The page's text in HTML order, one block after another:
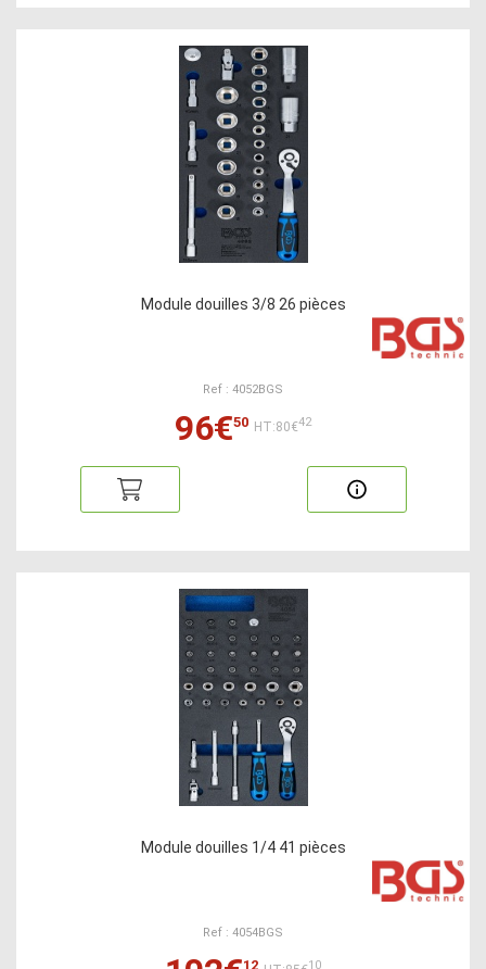
Module douilles 3/8 26 pièces
Ref : 4052BGS
96€50 HT:80€42
Module douilles 1/4 41 pièces
Ref : 4054BGS
12 10